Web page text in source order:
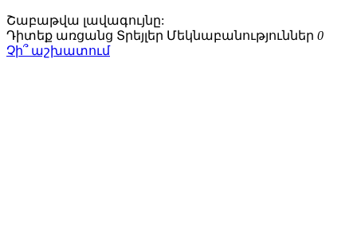
Շաբաթվա լավագույնը:
Դիտեք առցանց Տրեյլեր Մեկնաբանություններ 0
Չի՞ աշխատում